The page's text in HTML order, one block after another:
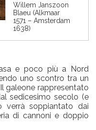
Willem Janszoon
Blaeu (Alkmaar
1571 – Amsterdam
1638)
e poco più a Nord
uno scontro tra un
galeone rappresentato
sedicesimo secolo (e
verrà soppiantato dai
di cannoni e doppio